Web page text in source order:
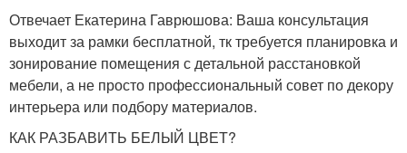
Отвечает Екатерина Гаврюшова: Ваша консультация
выходит за рамки бесплатной, тк требуется планировка и
зонирование помещения с детальной расстановкой
мебели, а не просто профессиональный совет по декору
интерьера или подбору материалов.
КАК РАЗБАВИТЬ БЕЛЫЙ ЦВЕТ?